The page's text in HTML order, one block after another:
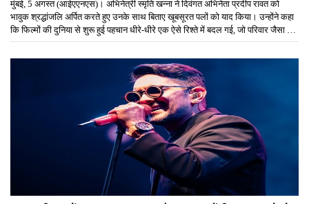
मुंबई, 5 अगस्त (आईएएनएस)। अभिनेत्री स्मृति खन्ना ने दिवंगत अभिनेता प्रदीप रावत को
भावुक श्रद्धांजलि अर्पित करते हुए उनके साथ बिताए खूबसूरत पलों को याद किया। उन्होंने कहा
कि फिल्मों की दुनिया से शुरू हुई पहचान धीरे-धीरे एक ऐसे रिश्ते में बदल गई, जो परिवार जैसा बन
गया था। वह हमेशा उन्हें अपने परिवार का हिस्सा मानते थे और हर कदम पर उनका हौसला बढ़ाते